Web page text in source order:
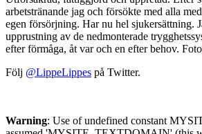
arbetstränande jag och försökte med alla
egen försörjning. Har nu hel sjukersättning.
upprustning av de nedmonterade
efter förmåga, åt var och en efter behov.
Följ @LippeLippes på Twitter.
Warning: Use of undefined constant